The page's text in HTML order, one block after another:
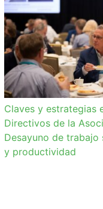
Claves y estrategias
Directivos de la
Desayuno de trabajo
y productividad